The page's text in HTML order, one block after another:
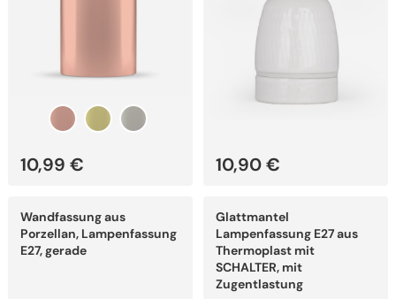
10,99 € 10,90€
Wandfassung aus
Porzellan, Lampenfassung
E27, gerade
Produkt
weist
mehrere
Varianten
Glattmantel
Lampenfassung E27 aus
Thermoplast mit
SCHALTER, mit
Zugentlastung
Produkt
weist
mehrere
Varianten
auf.
Die